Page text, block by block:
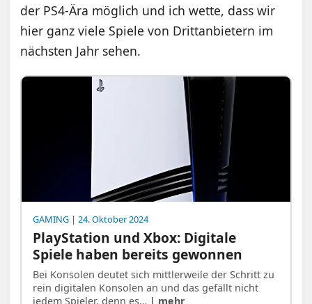
der PS4-Ära möglich und ich wette, dass wir
hier ganz viele Spiele von Drittanbietern im
nächsten Jahr sehen.
GAMING | 24. Oktober 2024
PlayStation und Xbox: Digitale
Spiele haben bereits gewonnen
Bei Konsolen deutet sich mittlerweile der Schritt zu
rein digitalen Konsolen an und das gefällt nicht
jedem Spieler, denn es… | mehr